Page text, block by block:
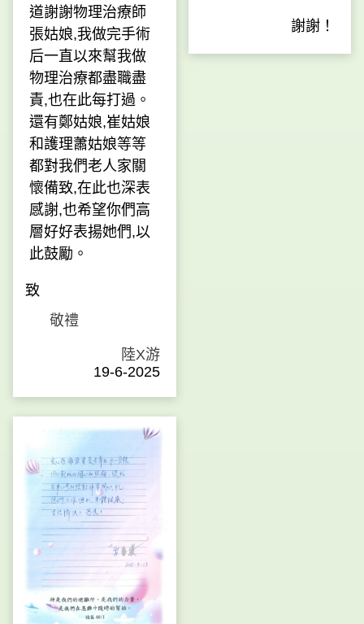
道謝謝物理治療師
張姑娘,我做完手術
后一直以來幫我做
物理治療都盡職盡
責,也在此每打過。
還有鄭姑娘,崔姑娘
和護理蕭姑娘等等
都對我們老人家關
懷備致,在此也深表
感謝,也希望你們高
層好好表揚她們,以
此鼓勵。
致
敬禮
陸X游
19-6-2025
謝謝！